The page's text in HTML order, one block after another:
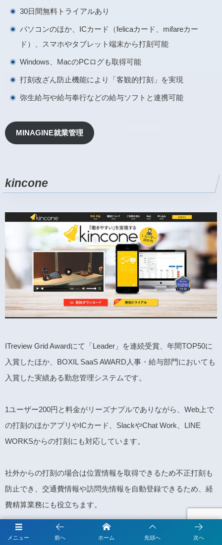
30日間無料トライアルあり
パソコンのほか、ICカード（felicaカード、mifareカー
ド）、スマホやタブレット端末から打刻可能
Windows、MacのPCログも取得可能
打刻改ざん防止機能により「客観的打刻」を実現
弥生給与や給与奉行などの給与ソフトと連携可能
MINAGINE就業管理
kincone
ITreview Grid Awardにて「Leader」を連続受賞、年間TOP50に
入賞したほか、BOXIL SaaS AWARD人事・給与部門においても
入賞した実績ある勤怠管理システムです。
1ユーザー200円と料金がリーズナブルでありながら、Web上で
の打刻のほかアプリやICカード、SlackやChat Work、LINE
WORKSからの打刻にも対応しています。
社外からの打刻の場合は位置情報を取得できるため不正打刻も
防止でき、交通費情報や訪問先情報を自動登録できるため、経
費精算業務にも役立ちます。
メニュー 前へ ホーム 先頭へ 次へ